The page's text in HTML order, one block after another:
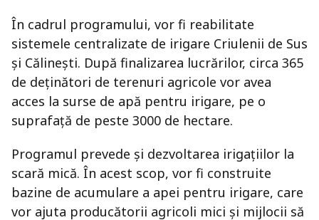
În cadrul programului, vor fi reabilitate
sistemele centralizate de irigare Criulenii de Sus
și Călinești. După finalizarea lucrărilor, circa 365
de deținători de terenuri agricole vor avea
acces la surse de apă pentru irigare, pe o
suprafață de peste 3000 de hectare.
Programul prevede și dezvoltarea irigațiilor la
scară mică. În acest scop, vor fi construite
bazine de acumulare a apei pentru irigare, care
vor ajuta producătorii agricoli mici și mijlocii să